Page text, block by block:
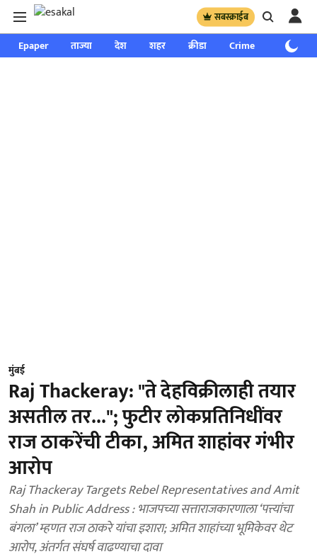
सबस्क्राईब
Epaper ताज्या देश शहर क्रीडा Crime साप्ताहिक
मुंबई
Raj Thackeray: "ते देहविक्रीलाही तयार
असतील तर..."; फुटीर लोकप्रतिनिधींवर
राज ठाकरेंची टीका, अमित शाहांवर गंभीर
आरोप
Raj Thackeray Targets Rebel Representatives and Amit
Shah in Public Address : भाजपच्या सत्ताराजकारणाला ‘पत्त्यांचा
बंगला’ म्हणत राज ठाकरे यांचा इशारा; अमित शाहांच्या भूमिकेवर थेट
आरोप, अंतर्गत संघर्ष वाढण्याचा दावा